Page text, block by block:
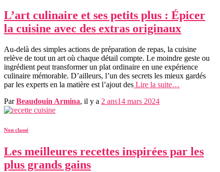
L’art culinaire et ses petits plus : Épicer
la cuisine avec des extras originaux
Au-delà des simples actions de préparation de repas, la cuisine
relève de tout un art où chaque détail compte. Le moindre geste ou
ingrédient peut transformer un plat ordinaire en une expérience
culinaire mémorable. D’ailleurs, l’un des secrets les mieux gardés
par les experts en la matière est l’ajout des Lire la suite…
ParBeaudouin Armina, il y a 2 ans14 mars 2024
Non classé
Les meilleures recettes inspirées par les
plus grands gains